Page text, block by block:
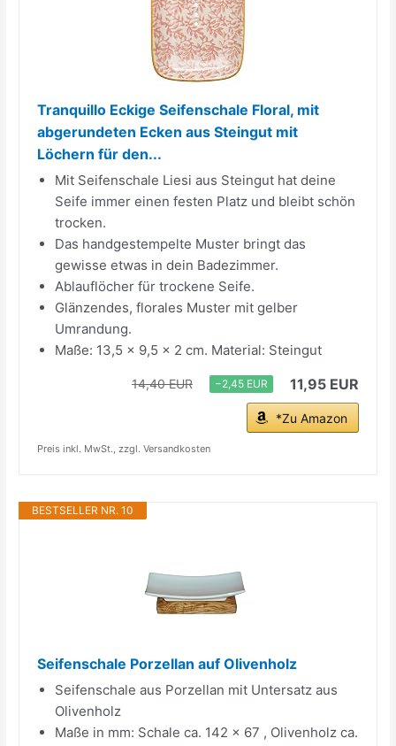
Tranquillo Eckige Seifenschale Floral, mit
abgerundeten Ecken aus Steingut mit
Löchern für den...
Mit Seifenschale Liesi aus Steingut hat deine
Seife immer einen festen Platz und bleibt schön
trocken.
Das handgestempelte Muster bringt das
gewisse etwas in dein Badezimmer.
Ablauflöcher für trockene Seife.
Glänzendes, florales Muster mit gelber
Umrandung.
Maße: 13,5 x 9,5 x 2 cm. Material: Steingut
14,40 EUR −2,45 EUR 11,95 EUR
*Zu Amazon
Preis inkl. MwSt., zzgl. Versandkosten
BESTSELLER NR. 10
Seifenschale Porzellan auf Olivenholz
Seifenschale aus Porzellan mit Untersatz aus
Olivenholz
Maße in mm: Schale ca. 142 x 67 , Olivenholz ca.